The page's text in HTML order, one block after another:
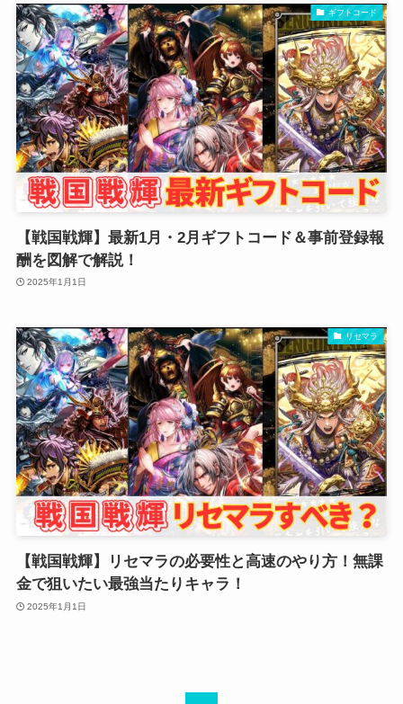
ギフトコード
【戦国戦輝】最新1月・2月ギフトコード＆事前登録報
酬を図解で解説！
2025年1月1日
リセマラ
【戦国戦輝】リセマラの必要性と高速のやり方！無課
金で狙いたい最強当たりキャラ！
2025年1月1日